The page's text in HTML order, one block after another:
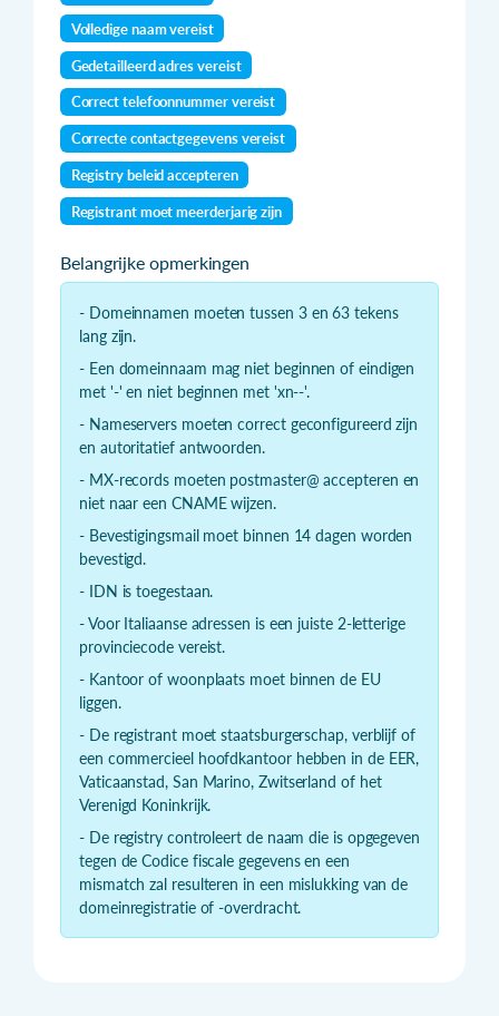
Volledige naam vereist
Gedetailleerd adres vereist
Correct telefoonnummer vereist
Correcte contactgegevens vereist
Registry beleid accepteren
Registrant moet meerderjarig zijn
Belangrijke opmerkingen
- Domeinnamen moeten tussen 3 en 63 tekens
lang zijn.
- Een domeinnaam mag niet beginnen of eindigen
met '-' en niet beginnen met 'xn--'.
- Nameservers moeten correct geconfigureerd zijn
en autoritatief antwoorden.
- MX-records moeten postmaster@ accepteren en
niet naar een CNAME wijzen.
- Bevestigingsmail moet binnen 14 dagen worden
bevestigd.
- IDN is toegestaan.
- Voor Italiaanse adressen is een juiste 2-letterige
provinciecode vereist.
- Kantoor of woonplaats moet binnen de EU
liggen.
- De registrant moet staatsburgerschap, verblijf of
een commercieel hoofdkantoor hebben in de EER,
Vaticaanstad, San Marino, Zwitserland of het
Verenigd Koninkrijk.
- De registry controleert de naam die is opgegeven
tegen de Codice fiscale gegevens en een
mismatch zal resulteren in een mislukking van de
domeinregistratie of -overdracht.